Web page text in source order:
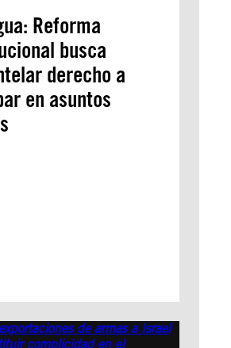
Reforma
busca
derecho a
en asuntos